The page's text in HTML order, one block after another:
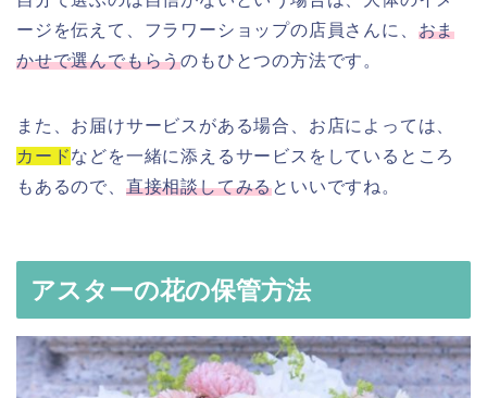
ージを伝えて、フラワーショップの店員さんに、 おま
かせで選んでもらうのもひとつの方法です。
また、お届けサービスがある場合、お店によっては、
カードなどを一緒に添えるサービスをしているところ
もあるので、 直接相談してみるといいですね。
アスターの花の保管方法